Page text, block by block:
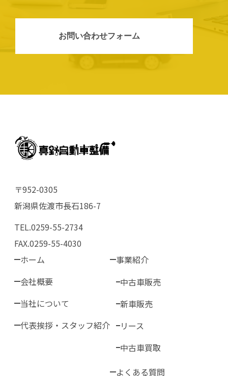
お問い合わせフォーム
〒952-0305
新潟県佐渡市長石186-7
TEL.0259-55-2734
FAX.0259-55-4030
ホーム
会社概要
当社について
代表挨拶・スタッフ紹介
事業紹介
中古車販売
新車販売
リース
中古車買取
よくある質問